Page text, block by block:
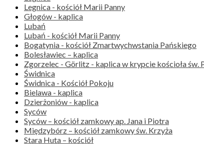
Legnica - kościół Marii Panny
Głogów - kaplica
Lubań
Lubań - kościół Marii Panny
Bogatynia - kościół Zmartwychwstania Pańskiego
Bolesławiec – kaplica
Zgorzelec - Görlitz - kaplica w krypcie kościoła św.
Świdnica
Świdnica - Kościół Pokoju
Bielawa - kaplica
Dzierżoniów - kaplica
Syców
Syców – kościół zamkowy ap. Jana i Piotra
Międzybórz – kościół zamkowy św. Krzyża
Stara Huta – kościół